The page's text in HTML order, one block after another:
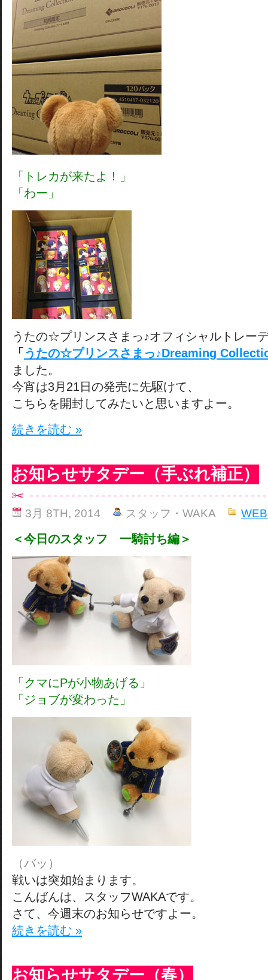
「トレカが来たよ！」
「わー」
うたの☆プリンスさまっ♪オフィシャルトレー
「 うたの☆プリンスさまっ♪Dreaming
ました。
今宵は3月21日の発売に先駆けて、
こちらを開封してみたいと思いますよー。
続きを読む »
お知らせサタデー（手ぶれ補正）
3月 8TH, 2014 スタッフ・WAKA
＜今日のスタッフ 一騎討ち編＞
「クマにPが小物あげる」
「ジョブが変わった」
（バッ）
戦いは突如始まります。
こんばんは、スタッフWAKAです。
さて、今週末のお知らせですよー。
続きを読む »
お知らせサタデー（春）